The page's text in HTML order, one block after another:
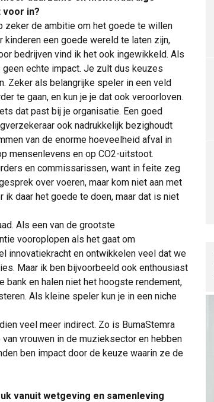
voor in?
zeker de ambitie om het goede te willen
kinderen een goede wereld te laten zijn,
bedrijven vind ik het ook ingewikkeld. Als
echte impact. Je zult dus keuzes
Zeker als belangrijke speler in een veld
te gaan, en kun je je dat ook veroorloven.
dat past bij je organisatie. Een goed
ook nadrukkelijk bezighoudt
van de enorme hoeveelheid afval in
mensenlevens en op CO2-uitstoot.
en commissarissen, want in feite zeg
over voeren, maar kom niet aan met
ik daar het goede te doen, maar dat is niet
Als een van de grootste
vooroplopen als het gaat om
innovatiekracht en ontwikkelen veel dat we
Maar ik ben bijvoorbeeld ook enthousiast
en halen niet het hoogste rendement,
Als kleine speler kun je in een niche
veel meer indirect. Zo is BumaStemra
vrouwen in de muzieksector en hebben
ben impact door de keuze waarin ze de
vanuit wetgeving en samenleving